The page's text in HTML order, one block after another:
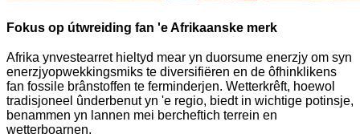
Fokus op útwreiding fan 'e Afrikaanske merk
Afrika ynvestearret hieltyd mear yn duorsume enerzjy om syn
enerzjyopwekkingsmiks te diversifiëren en de ôfhinklikens
fan fossile brânstoffen te ferminderjen. Wetterkrêft, hoewol
tradisjoneel ûnderbenut yn 'e regio, biedt in wichtige potinsje,
benammen yn lannen mei bercheftich terrein en
wetterboarnen.